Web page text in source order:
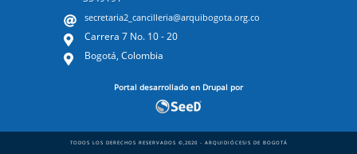
secretaria2_cancilleria@arquibogota.org.co
Carrera 7 No. 10 - 20
Bogotá, Colombia
Portal desarrollado en Drupal por
TODOS LOS DERECHOS RESERVADOS ©,2020 - ARQUIDIÓCESIS DE BOGOTÁ